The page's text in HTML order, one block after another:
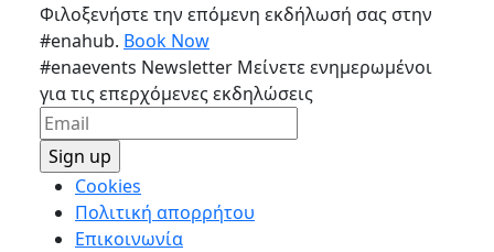
Φιλοξενήστε την επόμενη εκδήλωσή σας στην
#enahub. Book Now
#enaevents Newsletter Μείνετε ενημερωμένοι
για τις επερχόμενες εκδηλώσεις
Cookies
Πολιτική απορρήτου
Επικοινωνία